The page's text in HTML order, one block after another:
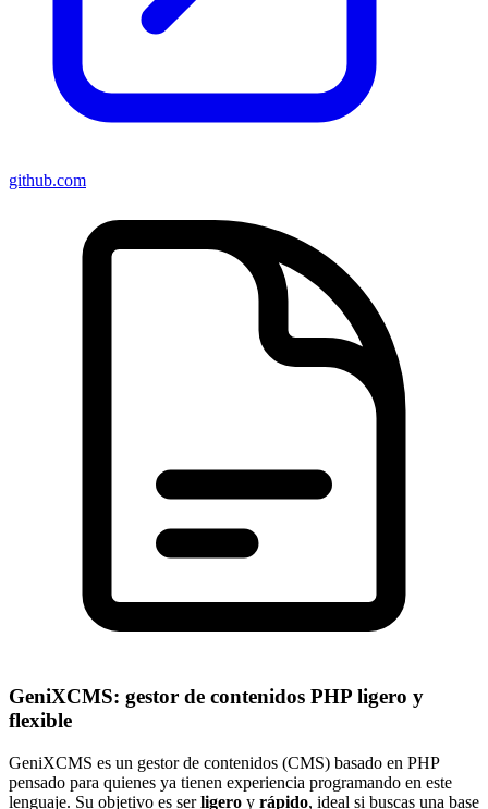
github.com
GeniXCMS: gestor de contenidos PHP ligero y
flexible
GeniXCMS es un gestor de contenidos (CMS) basado en PHP
pensado para quienes ya tienen experiencia programando en este
lenguaje. Su objetivo es serligero y rápido, ideal si buscas una base